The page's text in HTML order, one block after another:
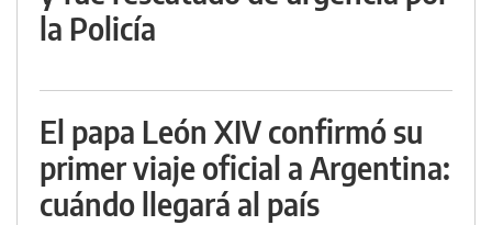
la Policía
El papa León XIV confirmó su
primer viaje oficial a Argentina:
cuándo llegará al país